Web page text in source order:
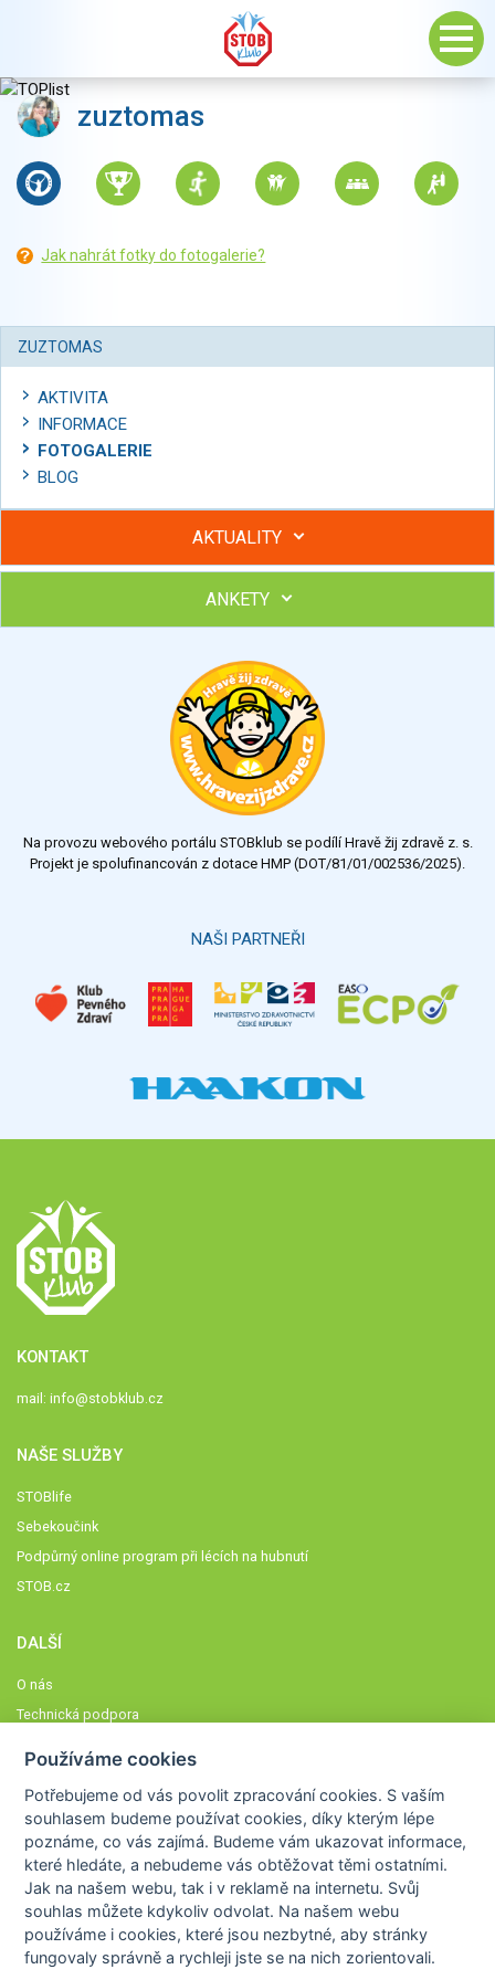
zuztomas
Jak nahrát fotky do fotogalerie?
ZUZTOMAS
AKTIVITA
INFORMACE
FOTOGALERIE
BLOG
AKTUALITY
Hubněte s podporou lektorky a skupiny v kurzech STOBu
Chcete poradit s hubnutím? Najděte si odborníka STOBu ve
ANKETY
Výsledky Všechny ankety
Na provozu webového portálu STOBklub se podílí Hravě žij zdravě z. s.
Projekt je spolufinancován z dotace HMP (DOT/81/01/002536/2025).
NAŠI PARTNEŘI
KONTAKT
mail: info@stobklub.cz
NAŠE SLUŽBY
STOBlife
Sebekoučink
Podpůrný online program při lécích na hubnutí
STOB.cz
DALŠÍ
O nás
Technická podpora
Členové STOBklubu
Zásady nakládání s osobními údaji
Otestujte se
Spočítejte si
Výzva 52
Používáme cookies
Potřebujeme od vás povolit zpracování cookies. S vaším
souhlasem budeme používat cookies, díky kterým lépe
poznáme,co vás zajímá. Budeme vám ukazovat informace,
které hledáte, a nebudeme vás obtěžovat těmi ostatními.
Jak na našem webu, tak i v reklamě na internetu. Svůj
souhlas můžete kdykoliv odvolat. Na našem webu
používáme i cookies, které jsou nezbytné, aby stránky
fungovaly správně a rychleji jste se na nich zorientovali.